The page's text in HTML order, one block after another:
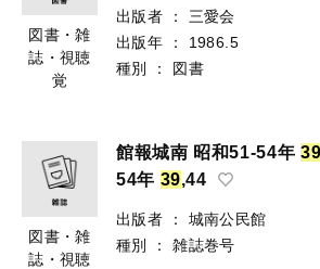
図書・雑
誌・視聴
覚
出版者
：
三愛会
出版年
：
1986.5
種別
： 図書
図書・雑
誌・視聴
館報城南 昭和51-54年 39
54年 39,44
出版者 ：
城南公民館
種別
： 雑誌巻号